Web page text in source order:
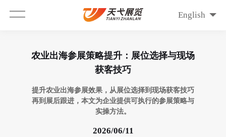
English
农业出海参展策略提升：展位选择与现场
获客技巧
提升农业出海参展效果，从展位选择到现场获客技巧
再到展后跟进，本文为企业提供可执行的参展策略与
实操方法。
2026/06/11